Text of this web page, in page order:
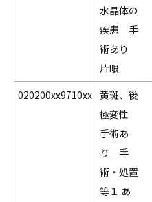
水晶体の
疾患 手
術あり
片眼
020200xx9710xx 黄斑、後
極変性
手術あ
り 手
術・処置
等１ あ